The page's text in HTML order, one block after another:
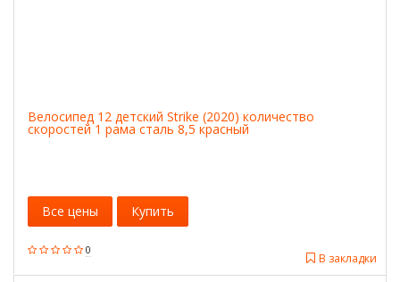
Велосипед 12 детский Strike (2020) количество
скоростей 1 рама сталь 8,5 красный
0
В закладки
Все цены Купить